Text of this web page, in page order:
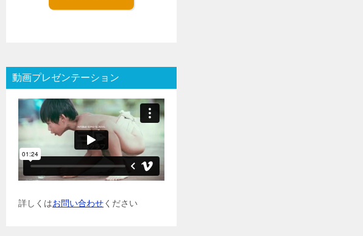
動画プレゼンテーション
詳しくはお問い合わせください